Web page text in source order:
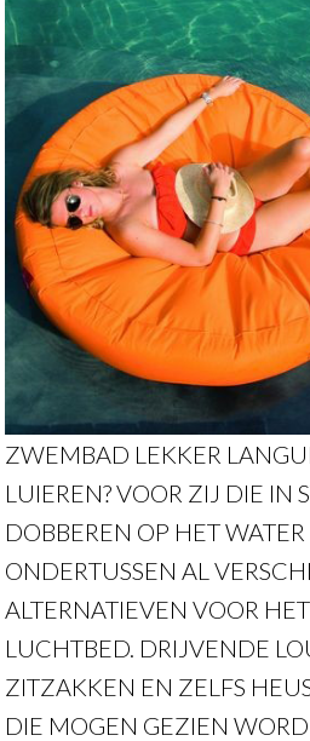
ZWEMBAD LEKKER
LUIEREN? VOOR ZIJ DIE IN
DOBBEREN OP HET WATER
ONDERTUSSEN AL
ALTERNATIEVEN VOOR
LUCHTBED. DRIJVENDE
ZITZAKKEN EN ZELFS
DIE MOGEN GEZIEN